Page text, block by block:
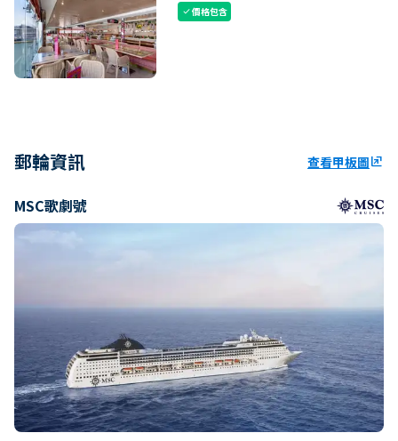
check價格包含
郵輪資訊 查看甲板圖ungroup
MSC歌劇號